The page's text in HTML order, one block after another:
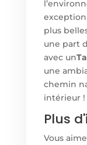
plus
une part
avec un
une
chemin
intérieur !
Plus
Vous